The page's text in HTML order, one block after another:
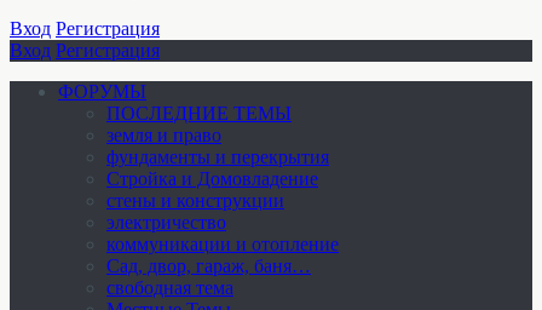
Вход Регистрация
Вход Регистрация
ФОРУМЫ
ПОСЛЕДНИЕ ТЕМЫ
земля и право
фундаменты и перекрытия
Стройка и Домовладение
стены и конструкции
электричество
коммуникации и отопление
Cад, двор, гараж, баня…
свободная тема